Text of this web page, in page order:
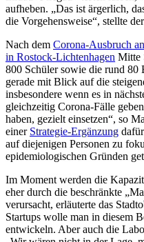
aufheben. „Das ist ärgerlich,
die Vorgehensweise“, stellte
Nach dem Corona-Ausbruch
in Rostock-Lichtenhagen Mitte
800 Schüler sowie die rund 80
gerade mit Blick auf die
insbesondere wenn es in
gleichzeitig Corona-Fälle
haben, gezielt einsetzen“, so
einer Strategie-Ergänzung
auf diejenigen Personen zu
epidemiologischen Gründen
Im Moment werden die
eher durch die beschränkte
verursacht, erläuterte das
Startups wolle man in diesem
entwickeln. Aber auch die